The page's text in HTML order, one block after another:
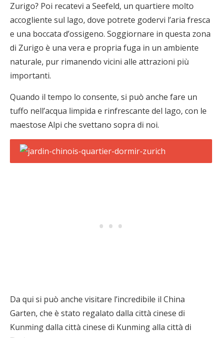
Zurigo? Poi recatevi a Seefeld, un quartiere molto
accogliente sul lago, dove potrete godervi l’aria fresca
e una boccata d’ossigeno. Soggiornare in questa zona
di Zurigo è una vera e propria fuga in un ambiente
naturale, pur rimanendo vicini alle attrazioni più
importanti.
Quando il tempo lo consente, si può anche fare un
tuffo nell’acqua limpida e rinfrescante del lago, con le
maestose Alpi che svettano sopra di noi.
Da qui si può anche visitare l’incredibile il China
Garten, che è stato regalato dalla città cinese di
Kunming dalla città cinese di Kunming alla città di